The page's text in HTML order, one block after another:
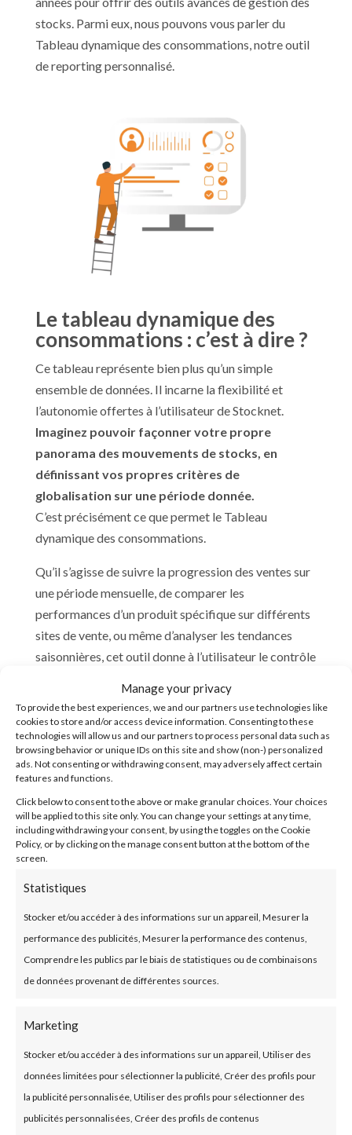
Manage your privacy
To provide the best experiences, we and our partners use technologies like
cookies to store and/or access device information. Consenting to these
technologies will allow us and our partners to process personal data such as
browsing behavior or unique IDs on this site and show (non-) personalized
ads. Not consenting or withdrawing consent, may adversely affect certain
features and functions.
Click below to consent to the above or make granular choices. Your choices
will be applied to this site only. You can change your settings at any time,
including withdrawing your consent, by using the toggles on the Cookie
Policy, or by clicking on the manage consent button at the bottom of the
screen.
Statistiques
Stocker et/ou accéder à des informations sur un appareil, Mesurer la
performance des publicités, Mesurer la performance des contenus,
Comprendre les publics par le biais de statistiques ou de combinaisons
de données provenant de différentes sources.
Marketing
Stocker et/ou accéder à des informations sur un appareil, Utiliser des
données limitées pour sélectionner la publicité, Créer des profils pour
la publicité personnalisée, Utiliser des profils pour sélectionner des
publicités personnalisées, Créer des profils de contenus
stocks. Parmi eux, nous pouvons vous parler du
Tableau dynamique des consommations, notre outil
de reporting personnalisé.
Le tableau dynamique des
consommations : c’est à dire ?
Ce tableau représente bien plus qu’un simple
ensemble de données. Il incarne la flexibilité et
l’autonomie offertes à l’utilisateur de Stocknet.
Imaginez pouvoir façonner votre propre
panorama des mouvements de stocks, en
définissant vos propres critères de
globalisation sur une période donnée.
C’est précisément ce que permet le Tableau
dynamique des consommations.
Qu’il s’agisse de suivre la progression des ventes sur
une période mensuelle, de comparer les
performances d’un produit spécifique sur différents
sites de vente, ou même d’analyser les tendances
saisonnières, cet outil donne à l’utilisateur le contrôle
et interprétées. Il ne se contente pas de fournir des
informations statiques, mais s’adapte à vos besoins
changeants, faisant de chaque consultation une
expériencepersonnalisée.
Un outil de gestion de stocks
en évolution permanente
Cette fonctionnalité, bien que relativement jeune
dans l’évolution de Stocknet, a déjà conquis le cœur
des professionnels de la gestion des stocks. Son
consommations est bien plus qu’un simple ajout à
Stocknet. Il incarne l’engagement continu de la
plateforme à offrir des solutions de gestion des
stocks à la pointe de la technologie, tout en mettant
le pouvoir entre les mains de ceux qui en ont le plus